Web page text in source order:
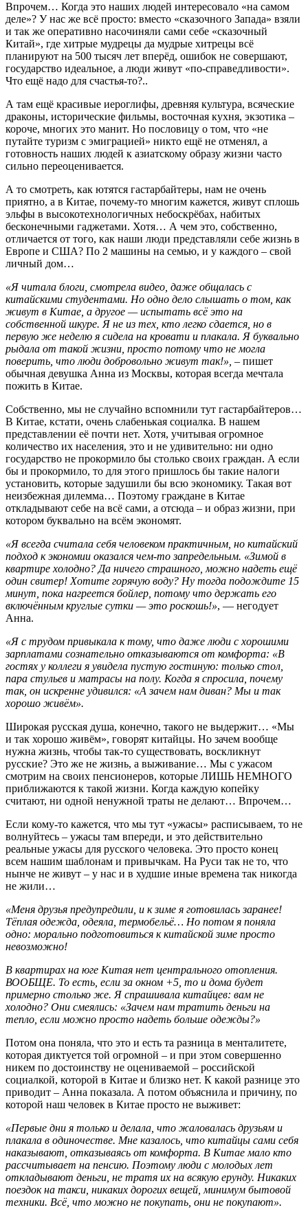
Впрочем… Когда это наших людей интересовало «на самом
деле»? У нас же всё просто: вместо «сказочного Запада» взяли
и так же оперативно насочиняли сами себе «сказочный
Китай», где хитрые мудрецы да мудрые хитрецы всё
планируют на 500 тысяч лет вперёд, ошибок не совершают,
государство идеальное, а люди живут «по-справедливости».
Что ещё надо для счастья-то?..
А там ещё красивые иероглифы, древняя культура, всяческие
драконы, исторические фильмы, восточная кухня, экзотика –
короче, многих это манит. Но пословицу о том, что «не
путайте туризм с эмиграцией» никто ещё не отменял, а
готовность наших людей к азиатскому образу жизни часто
сильно переоценивается.
А то смотреть, как ютятся гастарбайтеры, нам не очень
приятно, а в Китае, почему-то многим кажется, живут сплошь
эльфы в высокотехнологичных небоскрёбах, набитых
бесконечными гаджетами. Хотя… А чем это, собственно,
отличается от того, как наши люди представляли себе жизнь в
Европе и США? По 2 машины на семью, и у каждого – свой
личный дом…
«Я читала блоги, смотрела видео, даже общалась с
китайскими студентами. Но одно дело слышать о том, как
живут в Китае, а другое — испытать всё это на
собственной шкуре. Я не из тех, кто легко сдается, но в
первую же неделю я сидела на кровати и плакала. Я буквально
рыдала от такой жизни, просто потому что не могла
поверить, что люди добровольно живут так!», – пишет
обычная девушка Анна из Москвы, которая всегда мечтала
пожить в Китае.
Собственно, мы не случайно вспомнили тут гастарбайтеров…
В Китае, кстати, очень слабенькая социалка. В нашем
представлении её почти нет. Хотя, учитывая огромное
количество их населения, это и не удивительно: ни одно
государство не прокормило бы столько своих граждан. А если
бы и прокормило, то для этого пришлось бы такие налоги
установить, которые задушили бы всю экономику. Такая вот
неизбежная дилемма… Поэтому граждане в Китае
откладывают себе на всё сами, а отсюда – и образ жизни, при
котором буквально на всём экономят.
«Я всегда считала себя человеком практичным, но китайский
подход к экономии оказался чем-то запредельным. «Зимой в
квартире холодно? Да ничего страшного, можно надеть ещё
один свитер! Хотите горячую воду? Ну тогда подождите 15
минут, пока нагреется бойлер, потому что держать его
включённым круглые сутки — это роскошь!», — негодует
Анна.
«Я с трудом привыкала к тому, что даже люди с хорошими
зарплатами сознательно отказываются от комфорта: «В
гостях у коллеги я увидела пустую гостиную: только стол,
пара стульев и матрасы на полу. Когда я спросила, почему
так, он искренне удивился: «А зачем нам диван? Мы и так
хорошо живём».
Широкая русская душа, конечно, такого не выдержит… «Мы
и так хорошо живём», говорят китайцы. Но зачем вообще
нужна жизнь, чтобы так-то существовать, воскликнут
русские? Это же не жизнь, а выживание… Мы с ужасом
смотрим на своих пенсионеров, которые ЛИШЬ НЕМНОГО
приближаются к такой жизни. Когда каждую копейку
считают, ни одной ненужной траты не делают… Впрочем…
Если кому-то кажется, что мы тут «ужасы» расписываем, то не
волнуйтесь – ужасы там впереди, и это действительно
реальные ужасы для русского человека. Это просто конец
всем нашим шаблонам и привычкам. На Руси так не то, что
нынче не живут – у нас и в худшие иные времена так никогда
не жили…
«Меня друзья предупредили, и к зиме я готовилась заранее!
Тёплая одежда, одеяла, термобельё… Но потом я поняла
одно: морально подготовиться к китайской зиме просто
невозможно!
В квартирах на юге Китая нет центрального отопления.
ВООБЩЕ. То есть, если за окном +5, то и дома будет
примерно столько же. Я спрашивала китайцев: вам не
холодно? Они смеялись: «Зачем нам тратить деньги на
тепло, если можно просто надеть больше одежды?»
Потом она поняла, что это и есть та разница в менталитете,
которая диктуется той огромной – и при этом совершенно
никем по достоинству не оцениваемой – российской
социалкой, которой в Китае и близко нет. К какой разнице это
приводит – Анна показала. А потом объяснила и причину, по
которой наш человек в Китае просто не выживет:
«Первые дни я только и делала, что жаловалась друзьям и
плакала в одиночестве. Мне казалось, что китайцы сами себя
наказывают, отказываясь от комфорта. В Китае мало кто
рассчитывает на пенсию. Поэтому люди с молодых лет
откладывают деньги, не тратя их на всякую ерунду. Никаких
поездок на такси, никаких дорогих вещей, минимум бытовой
техники. Всё, что можно не покупать, они не покупают».